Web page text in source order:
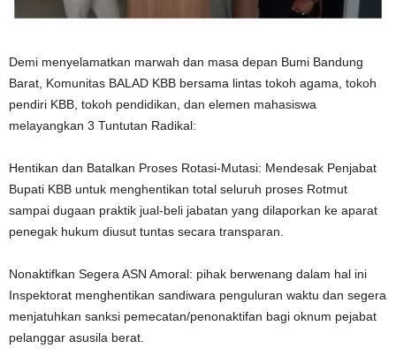
Demi menyelamatkan marwah dan masa depan Bumi Bandung
Barat, Komunitas BALAD KBB bersama lintas tokoh agama, tokoh
pendiri KBB, tokoh pendidikan, dan elemen mahasiswa
melayangkan 3 Tuntutan Radikal:
Hentikan dan Batalkan Proses Rotasi-Mutasi: Mendesak Penjabat
Bupati KBB untuk menghentikan total seluruh proses Rotmut
sampai dugaan praktik jual-beli jabatan yang dilaporkan ke aparat
penegak hukum diusut tuntas secara transparan.
Nonaktifkan Segera ASN Amoral: pihak berwenang dalam hal ini
Inspektorat menghentikan sandiwara penguluran waktu dan segera
menjatuhkan sanksi pemecatan/penonaktifan bagi oknum pejabat
pelanggar asusila berat.